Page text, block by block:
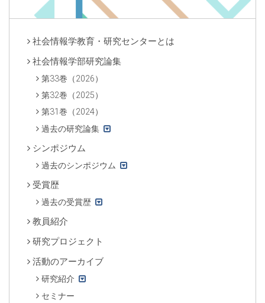
社会情報学教育・研究センターとは
社会情報学部研究論集
第33巻（2026）
第32巻（2025）
第31巻（2024）
過去の研究論集
シンポジウム
過去のシンポジウム
受賞歴
過去の受賞歴
教員紹介
研究プロジェクト
活動のアーカイブ
研究紹介
セミナー